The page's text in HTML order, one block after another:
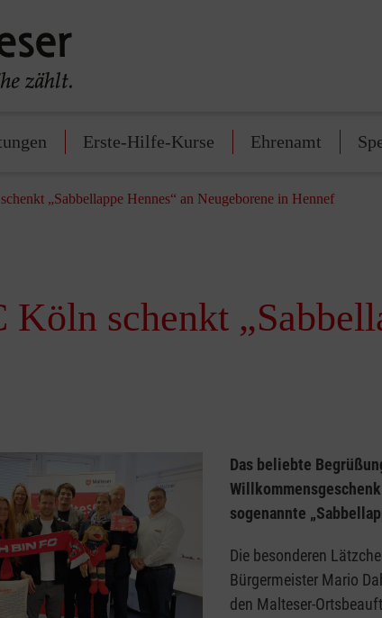
Erste-Hilfe-Kurse Ehrenamt
„Sabbellappe Hennes“ an Neugeborene in Hennef
Köln schenkt
Das beliebte
sogenannte
Die besonderen
Bürgermeister Mario
den Malteser-